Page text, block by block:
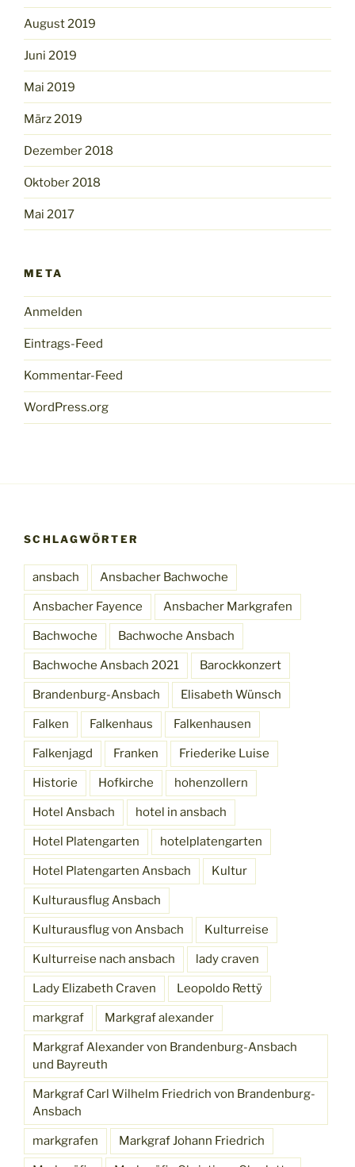
August 2019
Juni 2019
Mai 2019
März 2019
Dezember 2018
Oktober 2018
Mai 2017
META
Anmelden
Eintrags-Feed
Kommentar-Feed
WordPress.org
SCHLAGWÖRTER
ansbach Ansbacher Bachwoche
Ansbacher Fayence Ansbacher Markgrafen
Bachwoche Bachwoche Ansbach
Bachwoche Ansbach 2021 Barockkonzert
Brandenburg-Ansbach Elisabeth Wünsch
Falken Falkenhaus Falkenhausen
Falkenjagd Franken Friederike Luise
Historie Hofkirche hohenzollern
Hotel Ansbach hotel in ansbach
Hotel Platengarten hotelplatengarten
Hotel Platengarten Ansbach Kultur
Kulturausflug Ansbach
Kulturausflug von Ansbach Kulturreise
Kulturreise nach ansbach lady craven
Lady Elizabeth Craven Leopoldo Rettÿ
markgraf Markgraf alexander
Markgraf Alexander von Brandenburg-Ansbach
und Bayreuth
Markgraf Carl Wilhelm Friedrich von Brandenburg-
Ansbach
markgrafen Markgraf Johann Friedrich